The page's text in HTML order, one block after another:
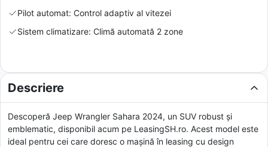
Pilot automat: Control adaptiv al vitezei
Sistem climatizare: Climă automată 2 zone
Descriere
Descoperă Jeep Wrangler Sahara 2024, un SUV robust și
emblematic, disponibil acum pe LeasingSH.ro. Acest model este
ideal pentru cei care doresc o mașină în leasing cu design